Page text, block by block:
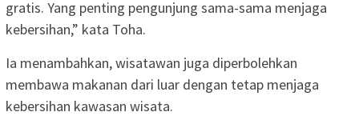
gratis. Yang penting pengunjung sama-sama menjaga
kebersihan,” kata Toha.
Ia menambahkan, wisatawan juga diperbolehkan
membawa makanan dari luar dengan tetap menjaga
kebersihan kawasan wisata.